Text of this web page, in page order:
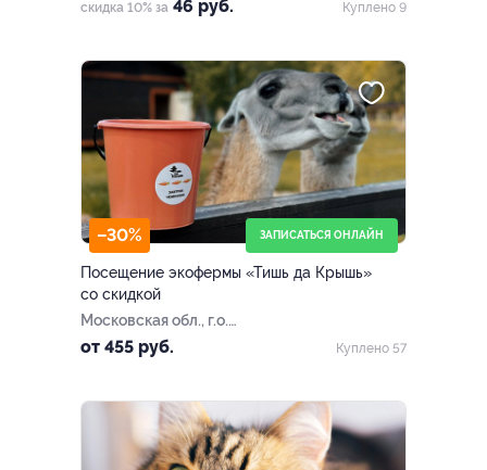
скидка 10% за 46 руб. Куплено 9
–30% ЗАПИСАТЬСЯ ОНЛАЙН
Посещение экофермы «Тишь да Крышь»
со скидкой
Московская обл., г.о.
Лотошино, дер. Шилово
от 455 руб. Куплено 57